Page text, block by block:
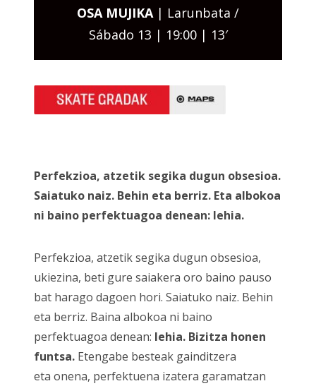
OSA MUJIKA | Larunbata /
Sábado 13 | 19:00 | 13′
Perfekzioa, atzetik segika dugun obsesioa.
Saiatuko naiz. Behin eta berriz. Eta albokoa
ni baino perfektuagoa denean: lehia.
Perfekzioa, atzetik segika dugun obsesioa,
ukiezina, beti gure saiakera oro baino pauso
bat harago dagoen hori. Saiatuko naiz. Behin
eta berriz. Baina albokoa ni baino
perfektuagoa denean: lehia. Bizitza honen
funtsa. Etengabe besteak gainditzera
eta onena, perfektuena izatera garamatzan